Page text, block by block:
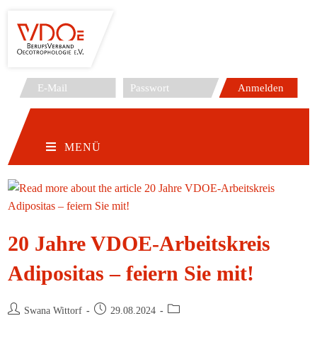
Inhalt
springen
MENÜ
20 Jahre VDOE-Arbeitskreis
Adipositas – feiern Sie mit!
Beitrags-Swana Wittorf
Beitrag29.08.2024
Beitrags-